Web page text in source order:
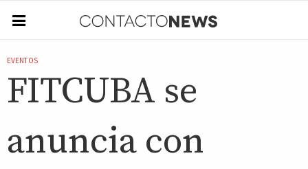
EVENTOS
FITCUBA se
anuncia con